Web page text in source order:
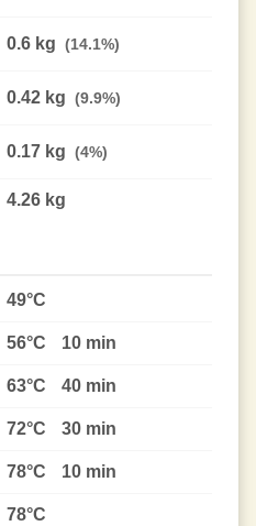
0.6 kg (14.1%)
0.42 kg (9.9%)
0.17 kg (4%)
4.26 kg
49°C
56°C 10 min
63°C 40 min
72°C 30 min
78°C 10 min
78°C